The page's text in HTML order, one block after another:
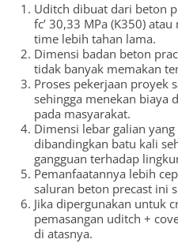
Uditch dibuat dari beton
fc’ 30,33 MPa (K350)
time lebih tahan lama.
Dimensi badan beton
tidak banyak memakan
Proses pekerjaan proyek
sehingga menekan biaya
pada masyarakat.
Dimensi lebar galian
dibandingkan batu kali
gangguan terhadap
Pemanfaatannya lebih
saluran beton precast ini
Jika dipergunakan untuk
pemasangan uditch +
di atasnya.